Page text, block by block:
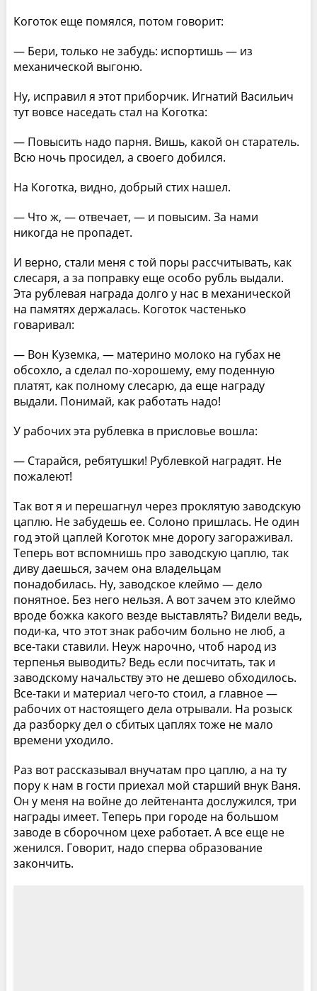
Коготок еще помялся, потом говорит:
— Бери, только не забудь: испортишь — из
механической выгоню.
Ну, исправил я этот приборчик. Игнатий Васильич
тут вовсе наседать стал на Коготка:
— Повысить надо парня. Вишь, какой он старатель.
Всю ночь просидел, а своего добился.
На Коготка, видно, добрый стих нашел.
— Что ж, — отвечает, — и повысим. За нами
никогда не пропадет.
И верно, стали меня с той поры рассчитывать, как
слесаря, а за поправку еще особо рубль выдали.
Эта рублевая награда долго у нас в механической
на памятях держалась. Коготок частенько
говаривал:
— Вон Куземка, — материно молоко на губах не
обсохло, а сделал по-хорошему, ему поденную
платят, как полному слесарю, да еще награду
выдали. Понимай, как работать надо!
У рабочих эта рублевка в присловье вошла:
— Старайся, ребятушки! Рублевкой наградят. Не
пожалеют!
Так вот я и перешагнул через проклятую заводскую
цаплю. Не забудешь ее. Солоно пришлась. Не один
год этой цаплей Коготок мне дорогу загораживал.
Теперь вот вспомнишь про заводскую цаплю, так
диву даешься, зачем она владельцам
понадобилась. Ну, заводское клеймо — дело
понятное. Без него нельзя. А вот зачем это клеймо
вроде божка какого везде выставлять? Видели ведь,
поди-ка, что этот знак рабочим больно не люб, а
все-таки ставили. Неуж нарочно, чтоб народ из
терпенья выводить? Ведь если посчитать, так и
заводскому начальству это не дешево обходилось.
Все-таки и материал чего-то стоил, а главное —
рабочих от настоящего дела отрывали. На розыск
да разборку дел о сбитых цаплях тоже не мало
времени уходило.
Раз вот рассказывал внучатам про цаплю, а на ту
пору к нам в гости приехал мой старший внук Ваня.
Он у меня на войне до лейтенанта дослужился, три
награды имеет. Теперь при городе на большом
заводе в сборочном цехе работает. А все еще не
женился. Говорит, надо сперва образование
закончить.